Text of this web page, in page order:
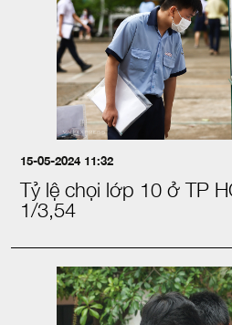
15-05-2024 11:32
Tỷ lệ chọi lớp 10 ở TP
1/3,54